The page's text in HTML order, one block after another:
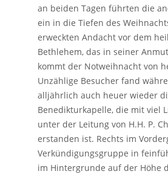
an beiden Tagen führten die
ein in die Tiefen des
erweckten Andacht vor dem
Bethlehem, das in seiner
kommt der Notweihnacht von
Unzählige Besucher fand
alljährlich auch heuer wieder
Benedikturkapelle, die mit viel
unter der Leitung von H.H. P.
erstanden ist. Rechts im
Verkündigungsgruppe in
im Hintergrunde auf der Höhe